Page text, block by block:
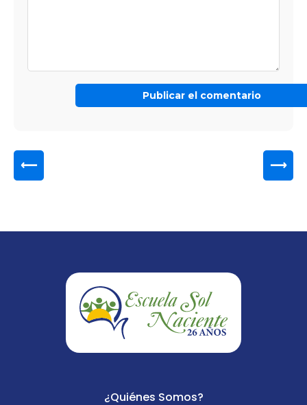
⟵ ⟶
¿Quiénes Somos?